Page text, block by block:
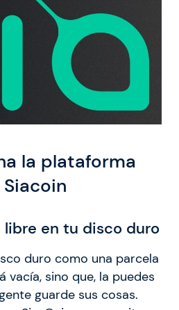
la plataforma
libre en tu disco duro
duro como una parcela
vacía, sino que, la puedes
guarde sus cosas.